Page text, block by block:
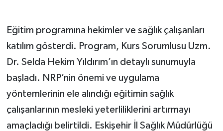
Eğitim programına hekimler ve sağlık çalışanları
katılım gösterdi. Program, Kurs Sorumlusu Uzm.
Dr. Selda Hekim Yıldırım’ın detaylı sunumuyla
başladı. NRP’nin önemi ve uygulama
yöntemlerinin ele alındığı eğitimin sağlık
çalışanlarının mesleki yeterliliklerini artırmayı
amaçladığı belirtildi. Eskişehir İl Sağlık Müdürlüğü